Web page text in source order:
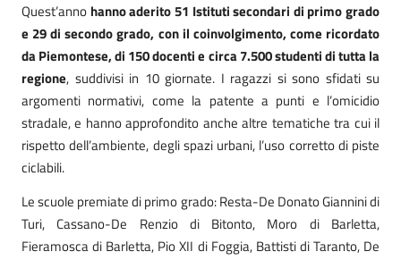
Quest’anno hanno aderito 51 Istituti secondari di primo grado
e 29 di secondo grado, con il coinvolgimento, come ricordato
da Piemontese, di 150 docenti e circa 7.500 studenti di tutta la
regione, suddivisi in 10 giornate. I ragazzi si sono sfidati su
argomenti normativi, come la patente a punti e l’omicidio
stradale, e hanno approfondito anche altre tematiche tra cui il
rispetto dell’ambiente, degli spazi urbani, l’uso corretto di piste
ciclabili.
Le scuole premiate di primo grado: Resta-De Donato Giannini di
Turi, Cassano-De Renzio di Bitonto, Moro di Barletta,
Fieramosca di Barletta, Pio XII di Foggia, Battisti di Taranto, De